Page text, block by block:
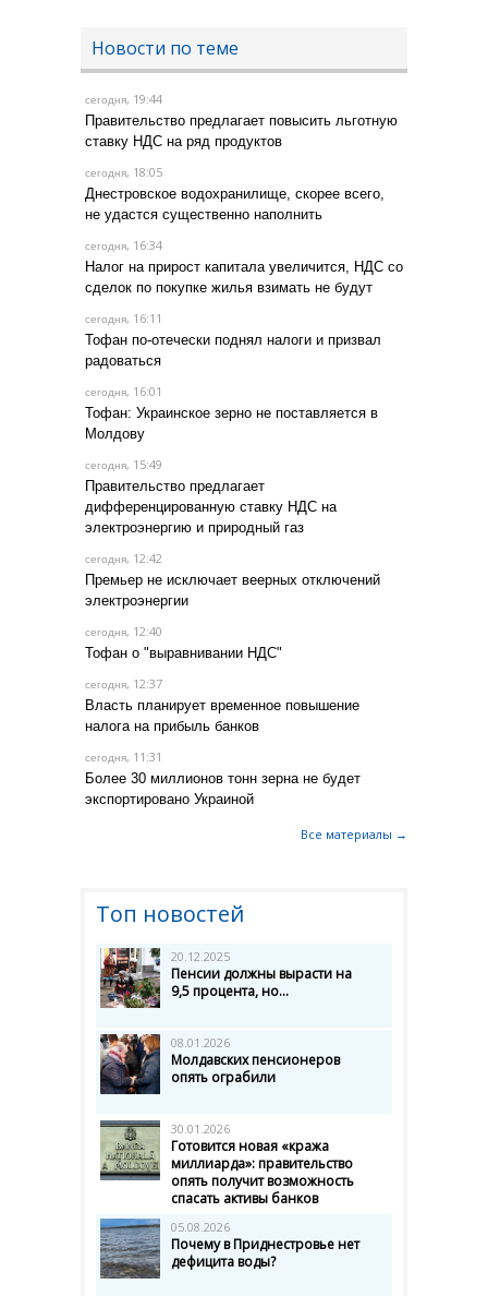
Новости по теме
сегодня, 19:44
Правительство предлагает повысить льготную
ставку НДС на ряд продуктов
сегодня, 18:05
Днестровское водохранилище, скорее всего,
не удастся существенно наполнить
сегодня, 16:34
Налог на прирост капитала увеличится, НДС со
сделок по покупке жилья взимать не будут
сегодня, 16:11
Тофан по-отечески поднял налоги и призвал
радоваться
сегодня, 16:01
Тофан: Украинское зерно не поставляется в
Молдову
сегодня, 15:49
Правительство предлагает
дифференцированную ставку НДС на
электроэнергию и природный газ
сегодня, 12:42
Премьер не исключает веерных отключений
электроэнергии
сегодня, 12:40
Тофан о "выравнивании НДС"
сегодня, 12:37
Власть планирует временное повышение
налога на прибыль банков
сегодня, 11:31
Более 30 миллионов тонн зерна не будет
экспортировано Украиной
Все материалы →
Топ новостей
20.12.2025
Пенсии должны вырасти на
9,5 процента, но...
08.01.2026
Молдавских пенсионеров
опять ограбили
30.01.2026
Готовится новая «кража
миллиарда»: правительство
опять получит возможность
спасать активы банков
05.08.2026
Почему в Приднестровье нет
дефицита воды?